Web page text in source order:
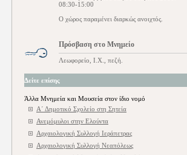
08:30-15:00
Ο χώρος παραμένει διαρκώς ανοιχτός.
Πρόσβαση στο Μνημείο
Λεωφορείο, Ι.Χ., πεζή.
Δείτε επίσης
Άλλα Μνημεία και Μουσεία στον ίδιο νομό
Α΄ Δημοτικό Σχολείο στη Σητεία
Ανεμόμυλοι στην Ελούντα
Αρχαιολογική Συλλογή Ιεράπετρας
Αρχαιολογική Συλλογή Νεαπόλεως